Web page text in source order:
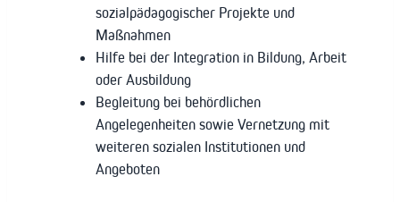
sozialpädagogischer Projekte und
Maßnahmen
Hilfe bei der Integration in Bildung, Arbeit
oder Ausbildung
Begleitung bei behördlichen
Angelegenheiten sowie Vernetzung mit
weiteren sozialen Institutionen und
Angeboten